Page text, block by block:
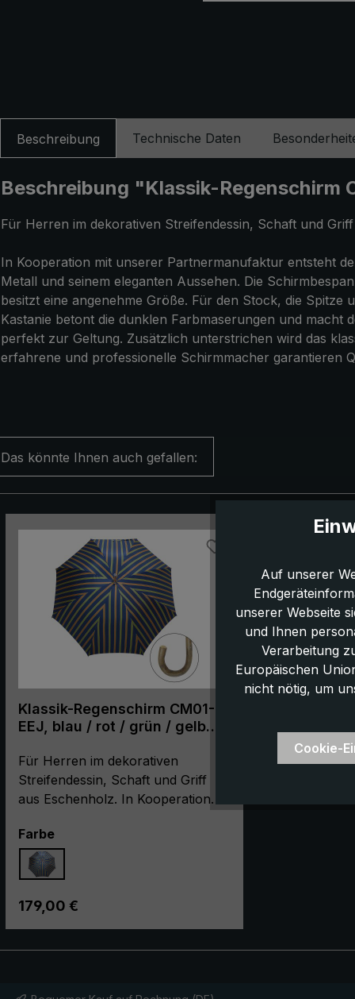
Beschreibung Technische Daten
Beschreibung "Klassik-
Für Herren im dekorativen Streifendessin, Schaft und
In Kooperation mit unserer Partnermanufaktur entsteht
Metall und seinem eleganten Aussehen. Die
besitzt eine angenehme Größe. Für den Stock, die
Kastanie betont die dunklen Farbmaserungen und
perfekt zur Geltung. Zusätzlich unterstrichen wird das
erfahrene und professionelle Schirmmacher garantieren
Das könnte Ihnen auch gefallen:
Klassik-Regenschirm CM01-
EEJ, blau / rot / grün / gelb
Für Herren im dekorativen
Streifendessin, Schaft und Griff
aus Eschenholz. In Kooperation
entsteht der Stockschirm "CM01-
EEJ" in sorfältigster Handarbeit.
Der Regenschirm begeistert mit
und seinem eleganten Aussehen.
Die Schirmbespannung ist aus
hochwertigem, europäischem
Farbeauswählen
Regulärer Preis:
179,00 €
Auf unserer
unserer Webseite
und Ihnen
Verarbeitung
Europäischen
nicht nötig, um
Cookie-